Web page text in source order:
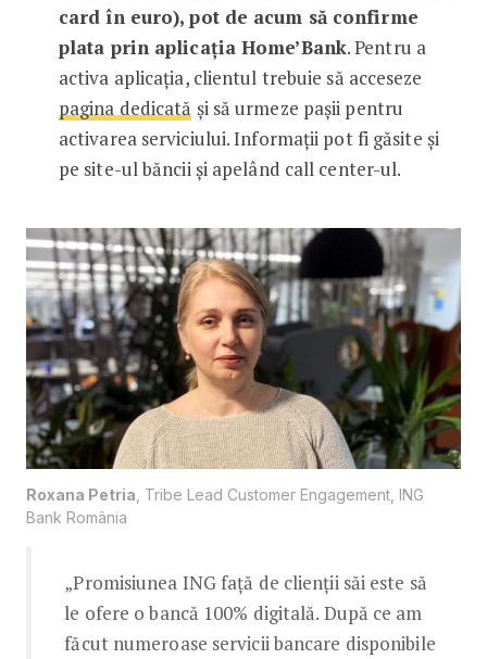
card în euro), pot de acum să confirme
plata prin aplicația Home’Bank. Pentru a
activa aplicația, clientul trebuie să acceseze
pagina dedicată și să urmeze pașii pentru
activarea serviciului. Informații pot fi găsite și
pe site-ul băncii și apelând call center-ul.
Roxana Petria , Tribe Lead Customer Engagement, ING
Bank România
„Promisiunea ING față de clienții săi este să
le ofere o bancă 100% digitală. După ce am
făcut numeroase servicii bancare disponibile